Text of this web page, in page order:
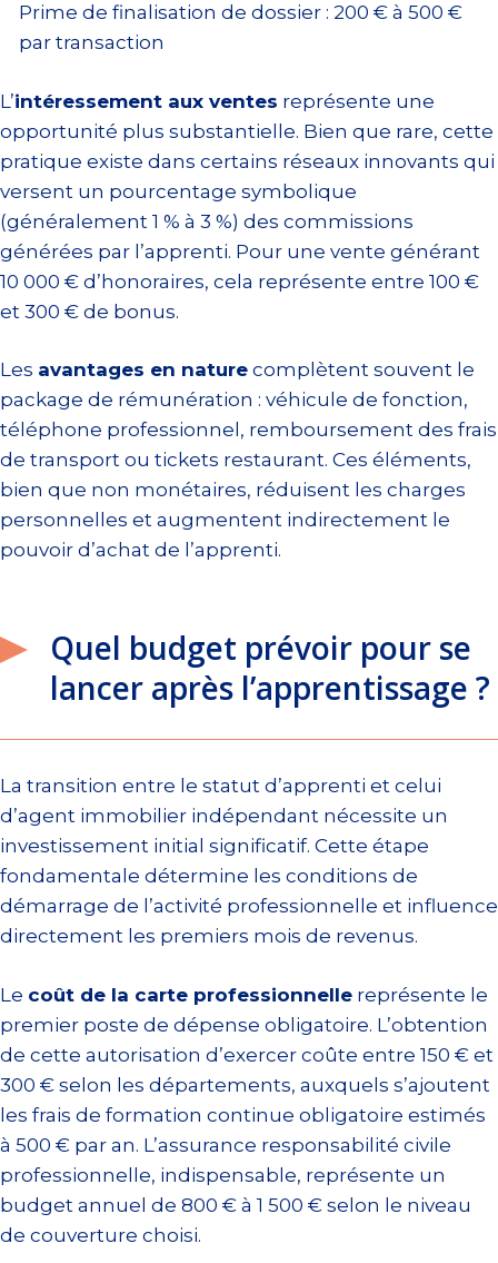
Prime de finalisation de dossier : 200 € à 500 €
par transaction
L’intéressement aux ventes représente une
opportunité plus substantielle. Bien que rare, cette
pratique existe dans certains réseaux innovants qui
versent un pourcentage symbolique
(généralement 1 % à 3 %) des commissions
générées par l’apprenti. Pour une vente générant
10 000 € d’honoraires, cela représente entre 100 €
et 300 € de bonus.
Les avantages en nature complètent souvent le
package de rémunération : véhicule de fonction,
téléphone professionnel, remboursement des frais
de transport ou tickets restaurant. Ces éléments,
bien que non monétaires, réduisent les charges
personnelles et augmentent indirectement le
pouvoir d’achat de l’apprenti.
Quel budget prévoir pour se
lancer après l’apprentissage ?
La transition entre le statut d’apprenti et celui
d’agent immobilier indépendant nécessite un
investissement initial significatif. Cette étape
fondamentale détermine les conditions de
démarrage de l’activité professionnelle et influence
directement les premiers mois de revenus.
Le coût de la carte professionnelle représente le
premier poste de dépense obligatoire. L’obtention
de cette autorisation d’exercer coûte entre 150 € et
300 € selon les départements, auxquels s’ajoutent
les frais de formation continue obligatoire estimés
à 500 € par an. L’assurance responsabilité civile
professionnelle, indispensable, représente un
budget annuel de 800 € à 1 500 € selon le niveau
de couverture choisi.